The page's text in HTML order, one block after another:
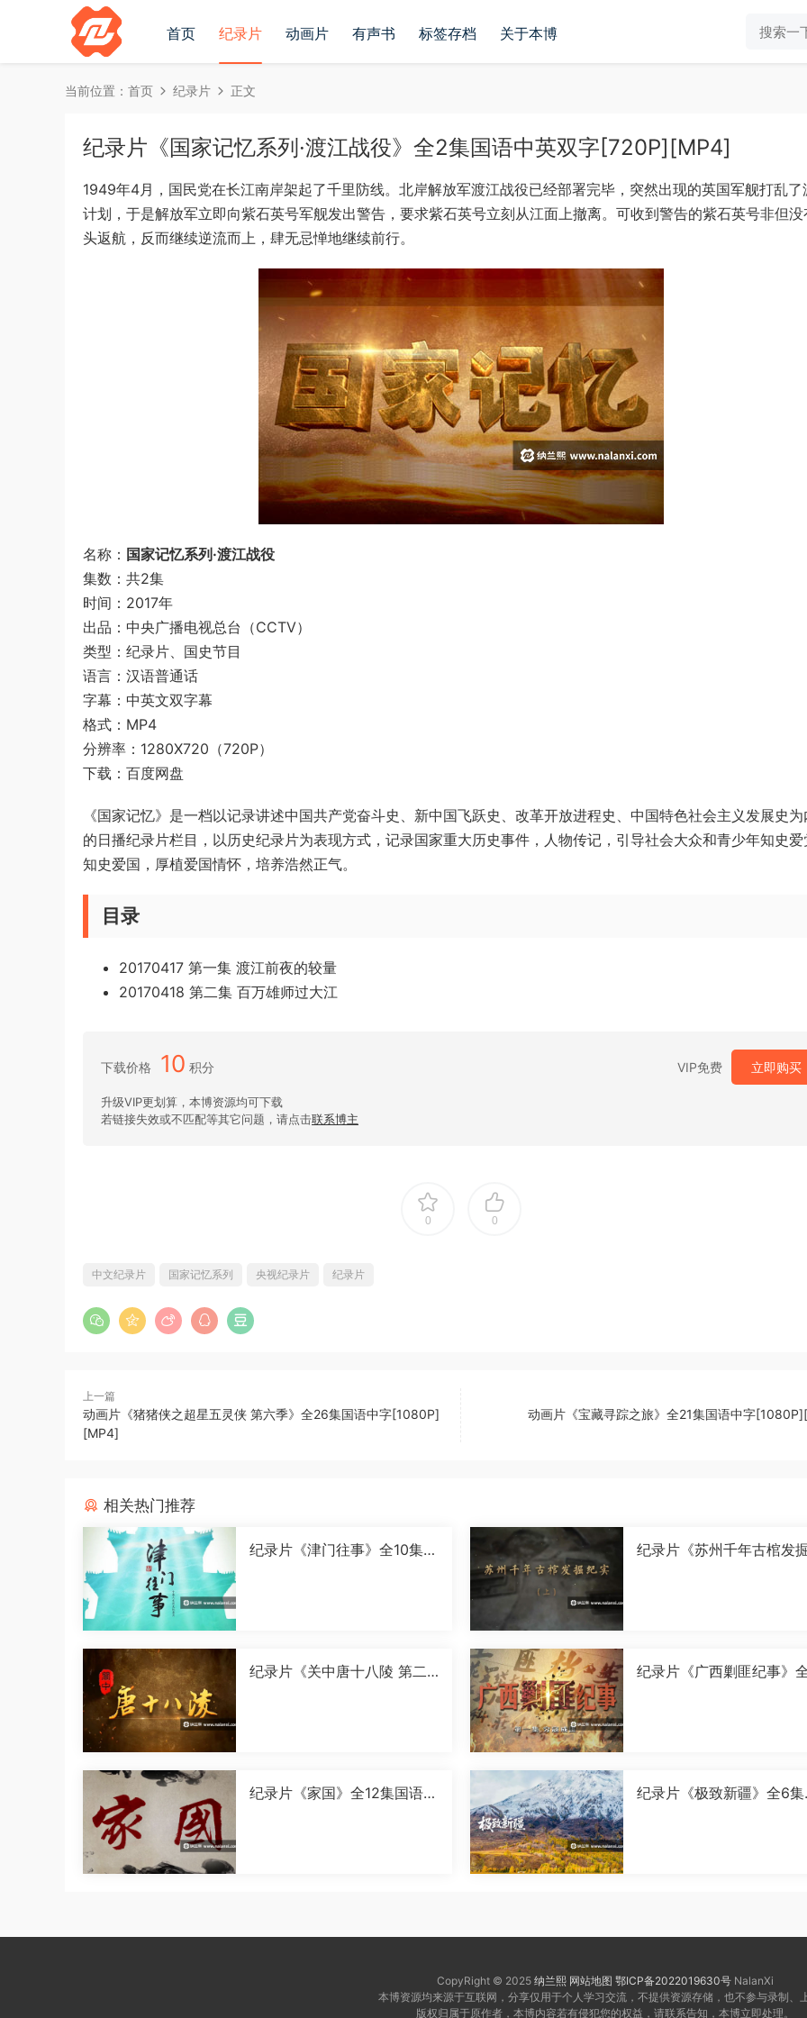
首页 纪录片 动画片 有声书 标签存档 关于本博
当前位置： 首页 纪录片 正文
纪录片《国家记忆系列·渡江战役》全2集国语中英双字[720P][MP4]
1949年4月，国民党在长江南岸架起了千里防线。北岸解放军渡江战役已经部署完毕，突然出现的英国军舰打乱了
计划，于是解放军立即向紫石英号军舰发出警告，要求紫石英号立刻从江面上撤离。可收到警告的紫石英号非但没
头返航，反而继续逆流而上，肆无忌惮地继续前行。
名称： 国家记忆系列·渡江战役
集数：共2集
时间：2017年
出品：中央广播电视总台（CCTV）
类型：纪录片、国史节目
语言：汉语普通话
字幕：中英文双字幕
格式：MP4
分辨率：1280X720（720P）
下载：百度网盘
《国家记忆》是一档以记录讲述中国共产党奋斗史、新中国飞跃史、改革开放进程史、中国特色社会主义发展史为
的日播纪录片栏目，以历史纪录片为表现方式，记录国家重大历史事件，人物传记，引导社会大众和青少年知史爱
知史爱国，厚植爱国情怀，培养浩然正气。
目录
20170417 第一集 渡江前夜的较量
20170418 第二集 百万雄师过大江
下载价格 10 积分 VIP免费 立即购买
升级VIP更划算，本博资源均可下载
若链接失效或不匹配等其它问题，请点击联系博主
0 0
中文纪录片 国家记忆系列 央视纪录片 纪录片
上一篇
动画片《猪猪侠之超星五灵侠 第六季》全26集国语中字[1080P]
[MP4]
动画片《宝藏寻踪之旅》全21集国语中字
相关热门推荐
纪录片《津门往事》全10集国
纪录片《苏州千年古棺发
纪录片《关中唐十八陵 第二
纪录片《广西剿匪纪事》
纪录片《家国》全12集国语中
纪录片《极致新疆》全6集
CopyRight © 2025 纳兰熙 网站地图 鄂ICP备2022019630号 NalanXi
本博资源均来源于互联网，分享仅用于个人学习交流，不提供资源存储，也不参与录制、上
版权归属于原作者，本博内容若有侵犯您的权益，请联系告知，本博立即处理。